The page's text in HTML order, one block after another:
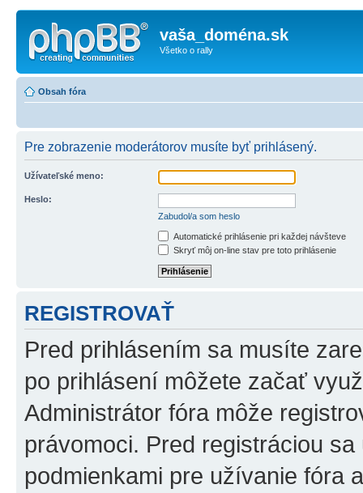
vaša_doména.sk
Všetko o rally
Obsah fóra
Pre zobrazenie moderátorov musíte byť prihlásený.
Užívateľské meno:
Heslo:
Zabudol/a som heslo
Automatické prihlásenie pri každej návšteve
Skryť môj on-line stav pre toto prihlásenie
REGISTROVAŤ
Pred prihlásením sa musíte
po prihlásení môžete začať
Administrátor fóra môže
právomoci. Pred registráciou
podmienkami pre užívanie fóra